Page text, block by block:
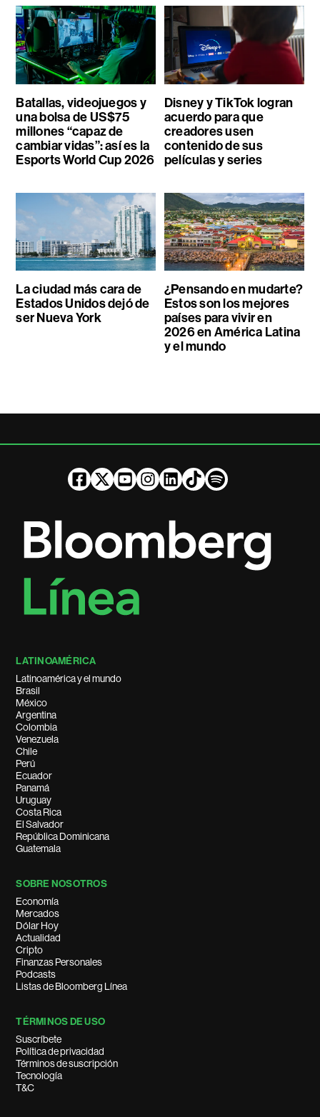
Batallas, videojuegos y
una bolsa de US$75
millones “capaz de
cambiar vidas”: así es la
Esports World Cup 2026
Disney y TikTok logran
acuerdo para que
creadores usen
contenido de sus
películas y series
La ciudad más cara de
Estados Unidos dejó de
ser Nueva York
¿Pensando en mudarte?
Estos son los mejores
países para vivir en
2026 en América Latina
y el mundo
LATINOAMÉRICA
Latinoamérica y el mundo
Brasil
México
Argentina
Colombia
Venezuela
Chile
Perú
Ecuador
Panamá
Uruguay
Costa Rica
El Salvador
República Dominicana
Guatemala
SOBRE NOSOTROS
Economía
Mercados
Dólar Hoy
Actualidad
Cripto
Finanzas Personales
Podcasts
Listas de Bloomberg Línea
TÉRMINOS DE USO
Suscríbete
Política de privacidad
Términos de suscripción
Tecnología
T&C